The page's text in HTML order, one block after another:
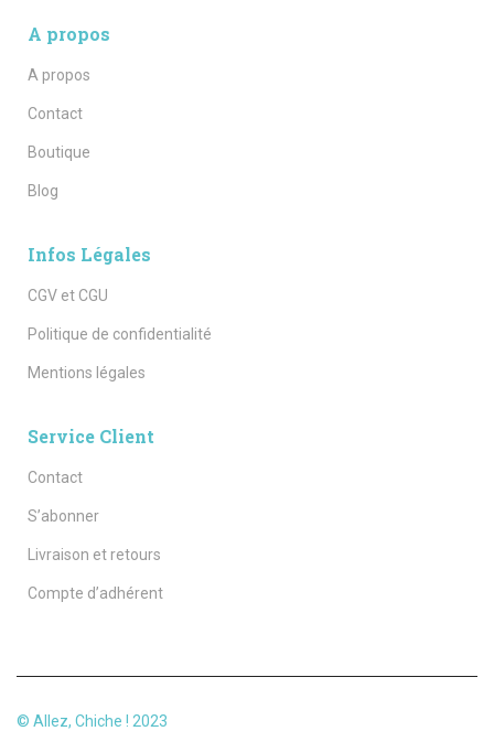
A propos
A propos
Contact
Boutique
Blog
Infos Légales
CGV et CGU
Politique de confidentialité
Mentions légales
Service Client
Contact
S’abonner
Livraison et retours
Compte d’adhérent
© Allez, Chiche ! 2023